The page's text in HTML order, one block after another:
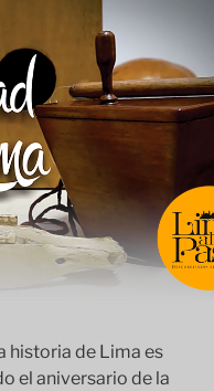
historia de Lima es
el aniversario de la